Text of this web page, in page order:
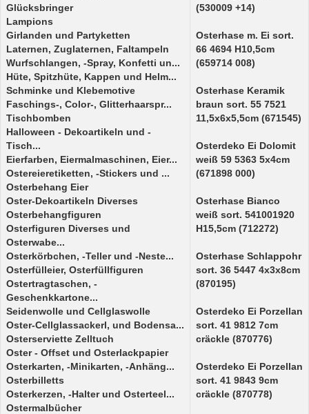
Glücksbringer
Lampions
Girlanden und Partyketten
Laternen, Zuglaternen, Faltampeln
Wurfschlangen, -Spray, Konfetti un...
Hüte, Spitzhüte, Kappen und Helm...
Schminke und Klebemotive
Faschings-, Color-, Glitterhaarspr...
Tischbomben
Halloween - Dekoartikeln und -
Tisch...
Eierfarben, Eiermalmaschinen, Eier...
Ostereieretiketten, -Stickers und ...
Osterbehang Eier
Oster-Dekoartikeln Diverses
Osterbehangfiguren
Osterfiguren Diverses und
Osterwabe...
Osterkörbchen, -Teller und -Neste...
Osterfülleier, Osterfüllfiguren
Ostertragtaschen, -
Geschenkkartone...
Seidenwolle und Cellglaswolle
Oster-Cellglassackerl, und Bodensa...
Osterserviette Zelltuch
Oster - Offset und Osterlackpapier
Osterkarten, -Minikarten, -Anhäng...
Osterbilletts
Osterkerzen, -Halter und Osterteel...
Ostermalbücher
(530009 +14)
Osterhase m. Ei sort.
66 4694 H10,5cm
(659714 008)
Osterhase Keramik
braun sort. 55 7521
11,5x6x5,5cm (671545)
Osterdeko Ei Dolomit
weiß 59 5363 5x4cm
(671898 000)
Osterhase Bianco
weiß sort. 541001920
H15,5cm (712272)
Osterhase Schlappohr
sort. 36 5447 4x3x8cm
(870195)
Osterdeko Ei Porzellan
sort. 41 9812 7cm
cräckle (870776)
Osterdeko Ei Porzellan
sort. 41 9843 9cm
cräckle (870778)